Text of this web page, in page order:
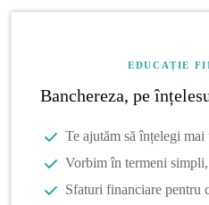
EDUCAȚIE
Banchereza, pe
Te ajutăm să înțelegi
Vorbim în termeni
Sfaturi financiare pentru